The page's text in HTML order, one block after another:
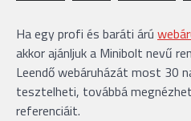
Ha egy profi és baráti árú
akkor ajánljuk a Minibolt nevű
Leendő webáruházát most 30
tesztelheti, továbbá
referenciáit.